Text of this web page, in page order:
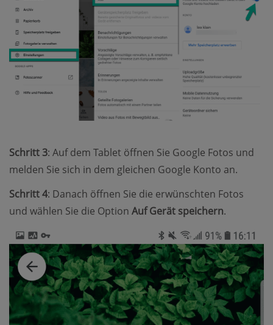
Schritt 3: Auf dem Tablet öffnen Sie Google Fotos und
melden Sie sich in dem gleichen Google Konto an.
Schritt 4: Danach öffnen Sie die erwünschten Fotos
und wählen Sie die Option Auf Gerät speichern.